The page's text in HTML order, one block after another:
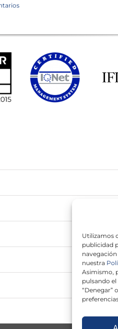
Utilizamos
publicidad
nuestra
Asimismo,
pulsando
“Denegar”